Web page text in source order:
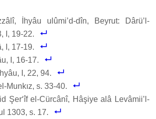
İhyâu ulûmi’d-dîn, Beyrut: Dârü’l-
I, 19-22.
I, 17-19.
I, 16-17.
I, 22, 94.
Munkız, s. 33-40.
Şer‘îf el-Cürcânî, Hâşiye alâ Levâmii’l-
1303, s. 17.